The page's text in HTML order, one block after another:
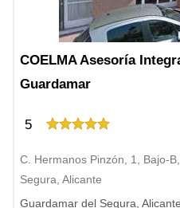
COELMA Asesoría
Guardamar
5
C. Hermanos Pinzón, 1, Bajo-
Segura, Alicante
Guardamar del Segura, Alicante